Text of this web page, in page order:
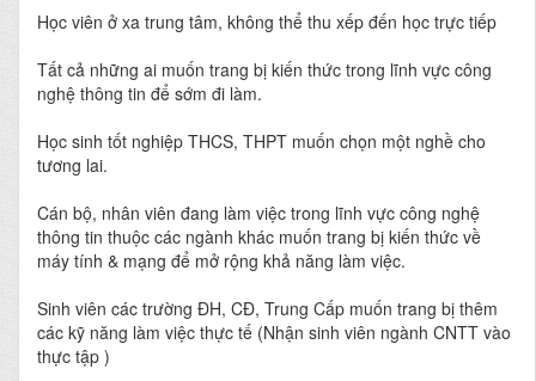
Học viên ở xa trung tâm, không thể thu xếp đến học trực tiếp
Tất cả những ai muốn trang bị kiến thức trong lĩnh vực công
nghệ thông tin để sớm đi làm.
Học sinh tốt nghiệp THCS, THPT muốn chọn một nghề cho
tương lai.
Cán bộ, nhân viên đang làm việc trong lĩnh vực công nghệ
thông tin thuộc các ngành khác muốn trang bị kiến thức về
máy tính & mạng để mở rộng khả năng làm việc.
Sinh viên các trường ĐH, CĐ, Trung Cấp muốn trang bị thêm
các kỹ năng làm việc thực tế (Nhận sinh viên ngành CNTT vào
thực tập )